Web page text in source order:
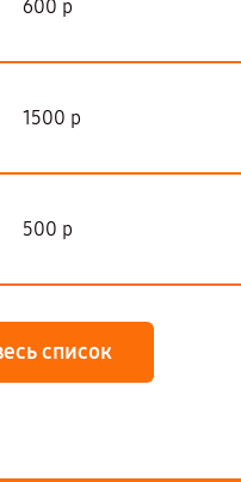
600 р
1500 р
500 р
список